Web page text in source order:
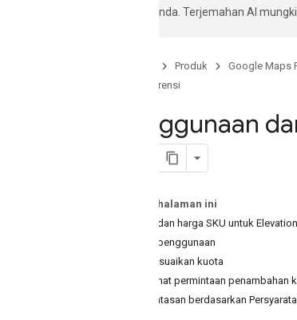
pilihan Anda. Terjemahan AI
Produk Google Maps
Referensi
Penggunaan
Pada halaman ini
Detail dan harga SKU untuk
Batas penggunaan
Menyesuaikan kuota
Melihat permintaan penambahan
Pembatasan berdasarkan